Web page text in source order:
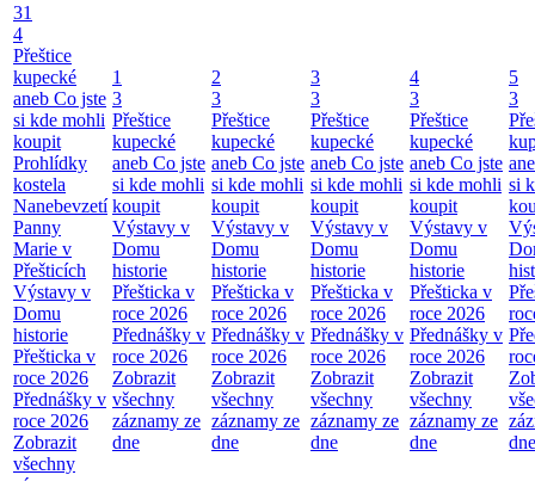
31
4
Přeštice
kupecké
aneb Co jste
si kde mohli
koupit
Prohlídky
kostela
Nanebevzetí
Panny
Marie v
Přešticích
Výstavy v
Domu
historie
Přešticka v
roce 2026
Přednášky v
roce 2026
Zobrazit
všechny
1
3
Přeštice
kupecké
aneb Co jste
si kde mohli
koupit
Výstavy v
Domu
historie
Přešticka v
roce 2026
Přednášky v
roce 2026
Zobrazit
všechny
záznamy ze
dne
2
3
Přeštice
kupecké
aneb Co jste
si kde mohli
koupit
Výstavy v
Domu
historie
Přešticka v
roce 2026
Přednášky v
roce 2026
Zobrazit
všechny
záznamy ze
dne
3
3
Přeštice
kupecké
aneb Co jste
si kde mohli
koupit
Výstavy v
Domu
historie
Přešticka v
roce 2026
Přednášky v
roce 2026
Zobrazit
všechny
záznamy ze
dne
4
3
Přeštice
kupecké
aneb Co jste
si kde mohli
koupit
Výstavy v
Domu
historie
Přešticka v
roce 2026
Přednášky v
roce 2026
Zobrazit
všechny
záznamy ze
dne
5
3
si
dne